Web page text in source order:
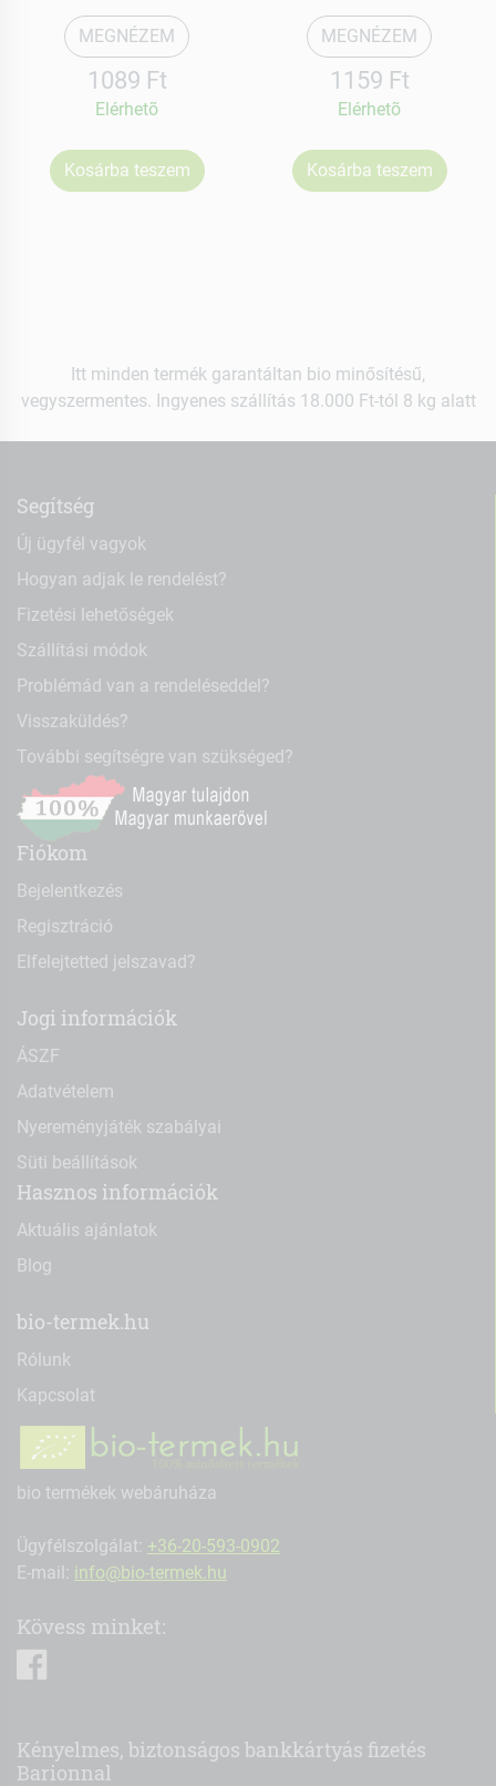
MEGNÉZEM
1089 Ft
Elérhetõ
Kosárba teszem
MEGNÉZEM
1159 Ft
Elérhetõ
Kosárba teszem
Itt minden termék garantáltan bio minősítésű,
vegyszermentes. Ingyenes szállítás 18.000 Ft-tól 8 kg alatt
Segítség
Új ügyfél vagyok
Hogyan adjak le rendelést?
Fizetési lehetőségek
Szállítási módok
Problémád van a rendeléseddel?
Visszaküldés?
További segítségre van szükséged?
Fiókom
Bejelentkezés
Regisztráció
Elfelejtetted jelszavad?
Jogi információk
ÁSZF
Adatvételem
Nyereményjáték szabályai
Süti beállítások
Hasznos információk
Aktuális ajánlatok
Blog
bio-termek.hu
Rólunk
Kapcsolat
bio termékek webáruháza
Ügyfélszolgálat: +36-20-593-0902
E-mail: info@bio-termek.hu
Kövess minket:
Kényelmes, biztonságos bankkártyás fizetés
Barionnal